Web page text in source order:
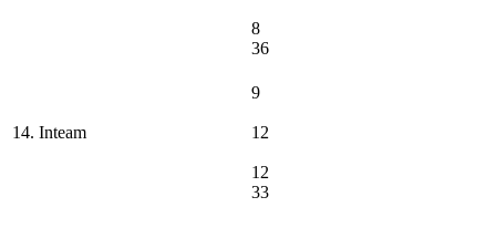
8
36
14. Inteam
9
12
12
33